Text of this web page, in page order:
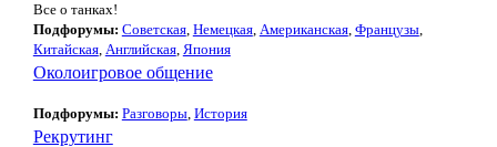
Все о танках!
Подфорумы: Советская, Немецкая, Американская, Французы,
Китайская, Английская, Япония
Околоигровое общение
Подфорумы: Разговоры, История
Рекрутинг